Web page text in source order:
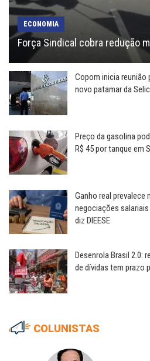
ECONOMIA
Força Sindical cobra redução
Copom inicia reunião
novo patamar da Selic
Preço da gasolina
R$ 45 por tanque em
Ganho real prevalece
negociações salariais
diz DIEESE
Desenrola Brasil 2.0:
de dívidas tem prazo
COLUNISTAS